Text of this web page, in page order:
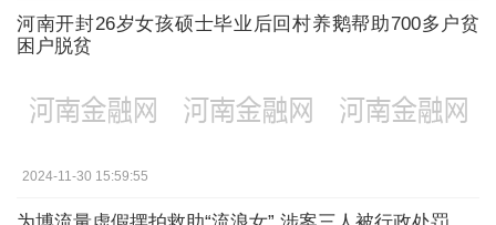
河南开封26岁女孩硕士毕业后回村养鹅帮助700多户贫
困户脱贫
2024-11-30 15:59:55